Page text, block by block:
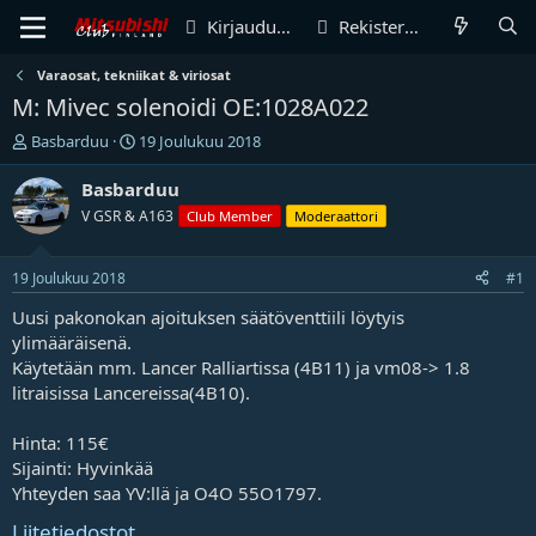
Kirjaudu sisään Rekisteröidy
Varaosat, tekniikat & viriosat
M: Mivec solenoidi OE:1028A022
V
i
e
s
t
k
e
t
u
n
a
o
i
t
t
a
Basbarduu
A
l
o
t
p
ä
ä
m
r
ä
19 Joulukuu 2018
Basbarduu
V GSR & A163 Club Member Moderaattori
19 Joulukuu 2018 #1
Uusi pakonokan ajoituksen säätöventtiili löytyis
ylimääräisenä.
Käytetään mm. Lancer Ralliartissa (4B11) ja vm08-> 1.8
litraisissa Lancereissa(4B10).
Hinta: 115€
Sijainti: Hyvinkää
Yhteyden saa YV:llä ja O4O 55O1797.